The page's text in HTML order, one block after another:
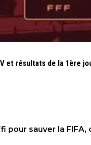
et résultats de la 1ère
pour sauver la